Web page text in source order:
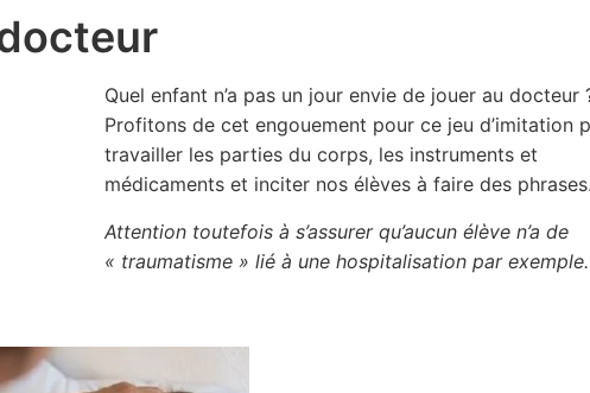
Quel enfant n’a pas un jour envie de jouer au docteur
Profitons de cet engouement pour ce jeu d’imitation
travailler les parties du corps, les instruments et
médicaments et inciter nos élèves à faire des phrases.
Attention toutefois à s’assurer qu’aucun élève n’a de
« traumatisme » lié à une hospitalisation par exemple.